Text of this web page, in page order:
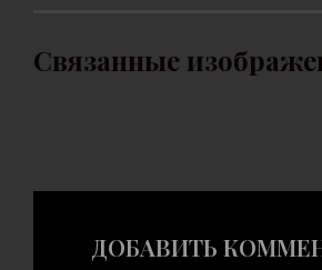
Связанные
ДОБАВИТЬ